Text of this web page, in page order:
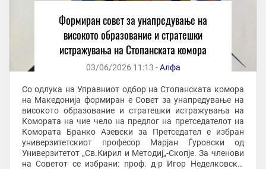
Формиран совет за унапредување на
високото образование и стратешки
истражувања на Стопанската комора
03/06/2026 11:13 -Алфа
Со одлука на Управниот одбор на Стопанската комора
на Македонија формиран е Совет за унапредување на
високото образование и стратешки истражувања на
Комората на чие чело на предлог на претседателот на
Комората Бранко Азевски за Претседател е избран
универзитетскиот професор Марјан Ѓуровски од
Универзитетот „Св.Кирил и Методиј„-Скопје. За членови
на Советот се избрани: проф. д-р Игор Неделковски,